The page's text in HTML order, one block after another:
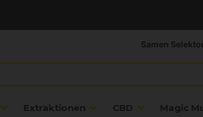
Extraktionen CBD Magic
Samen